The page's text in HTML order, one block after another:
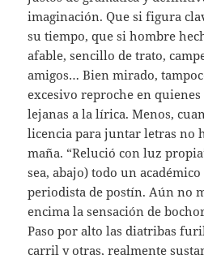
imaginación. Que si figura
su tiempo, que si hombre
afable, sencillo de trato,
amigos… Bien mirado,
excesivo reproche en
lejanas a la lírica. Menos,
licencia para juntar letras no
maña. “Relució con luz
sea, abajo) todo un
periodista de postín. Aún no
encima la sensación de
Paso por alto las diatribas
carril y otras, realmente